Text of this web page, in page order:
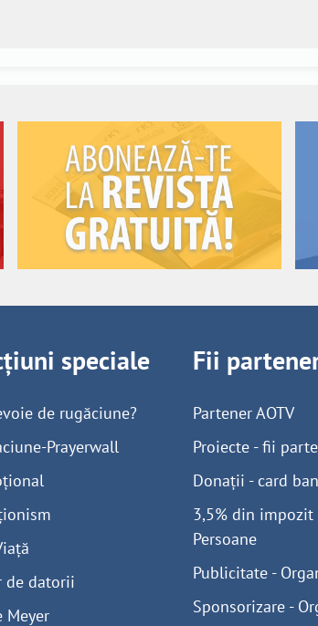
speciale
de rugăciune?
Prayerwall
de datorii
Meyer
Fii
Partener AOTV
Proiecte - fii parte
Donații - card
3,5% din impozit
Persoane
Publicitate -
Sponsorizare -